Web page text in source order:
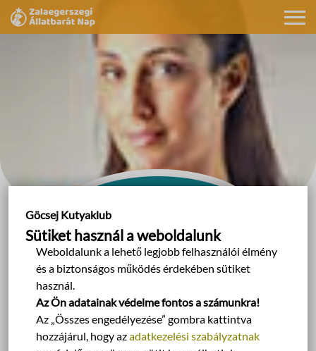
Göcsej Kutyaklub
Sütiket használ a weboldalunk
Weboldalunk a lehető legjobb felhasználói élmény
és a biztonságos működés érdekében sütiket
használ.
Az Ön adatainak védelme fontos a számunkra!
Az „Összes engedélyezése” gombra kattintva
hozzájárul, hogy azadatkezelési szabályzatnak
2017.04.22.